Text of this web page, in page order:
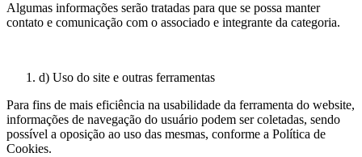
Algumas informações serão tratadas para que se possa manter
contato e comunicação com o associado e integrante da categoria.
d) Uso do site e outras ferramentas
Para fins de mais eficiência na usabilidade da ferramenta do website,
informações de navegação do usuário podem ser coletadas, sendo
possível a oposição ao uso das mesmas, conforme a Política de
Cookies.